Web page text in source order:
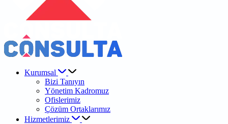
Kurumsal
Bizi Tanıyın
Yönetim Kadromuz
Ofislerimiz
Çözüm Ortaklarımız
Hizmetlerimiz